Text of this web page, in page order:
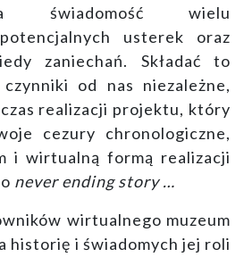
świadomość wielu
potencjalnych usterek oraz
zaniechań. Składać to
od nas niezależne,
realizacji projektu, który
cezury chronologiczne,
i wirtualną formą realizacji
never ending story …
wirtualnego muzeum
historię i świadomych jej roli